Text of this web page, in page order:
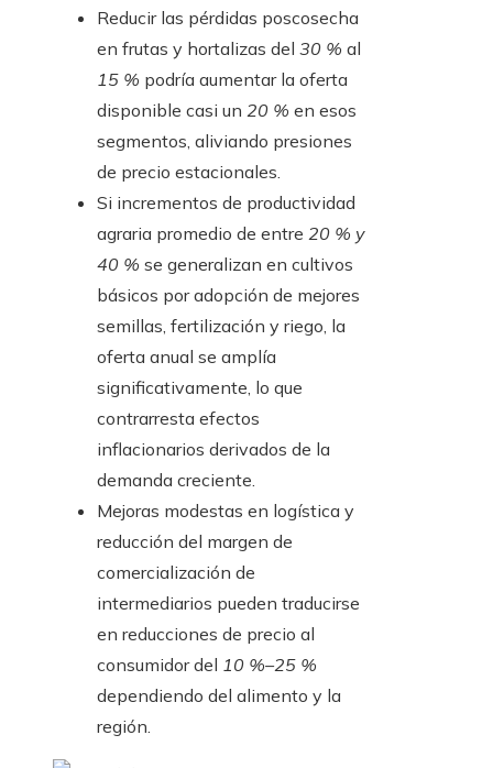
Reducir las pérdidas poscosecha
en frutas y hortalizas del 30 % al
15 % podría aumentar la oferta
disponible casi un 20 % en esos
segmentos, aliviando presiones
de precio estacionales.
Si incrementos de productividad
agraria promedio de entre 20 % y
40 % se generalizan en cultivos
básicos por adopción de mejores
semillas, fertilización y riego, la
oferta anual se amplía
significativamente, lo que
contrarresta efectos
inflacionarios derivados de la
demanda creciente.
Mejoras modestas en logística y
reducción del margen de
comercialización de
intermediarios pueden traducirse
en reducciones de precio al
consumidor del 10 %–25 %
dependiendo del alimento y la
región.